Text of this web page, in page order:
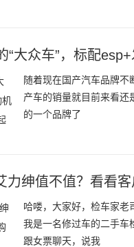
“大众车”，标配
随着现在国产汽车品牌
产车的销量就目前来看还
的一个品牌了
力绅值不值？看看
哈喽，大家好，检车家老
我是一名修过车的二手车
跟女票聊天，说我